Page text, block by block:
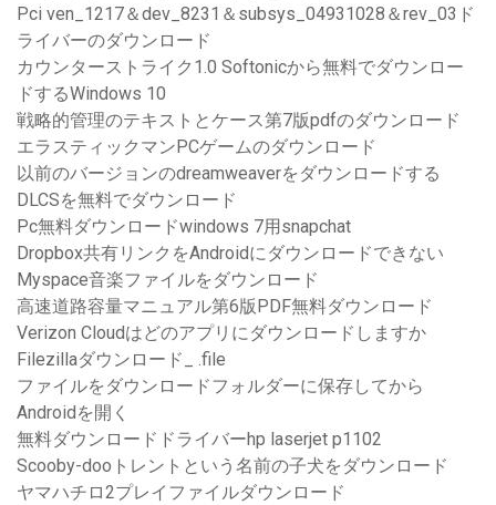
Pci ven_1217＆dev_8231＆subsys_04931028＆rev_03ド
ライバーのダウンロード
カウンターストライク1.0 Softonicから無料でダウンロー
ドするWindows 10
戦略的管理のテキストとケース第7版pdfのダウンロード
エラスティックマンPCゲームのダウンロード
以前のバージョンのdreamweaverをダウンロードする
DLCSを無料でダウンロード
Pc無料ダウンロードwindows 7用snapchat
Dropbox共有リンクをAndroidにダウンロードできない
Myspace音楽ファイルをダウンロード
高速道路容量マニュアル第6版PDF無料ダウンロード
Verizon Cloudはどのアプリにダウンロードしますか
Filezillaダウンロード_ .file
ファイルをダウンロードフォルダーに保存してから
Androidを開く
無料ダウンロードドライバーhp laserjet p1102
Scooby-dooトレントという名前の子犬をダウンロード
ヤマハチロ2プレイファイルダウンロード